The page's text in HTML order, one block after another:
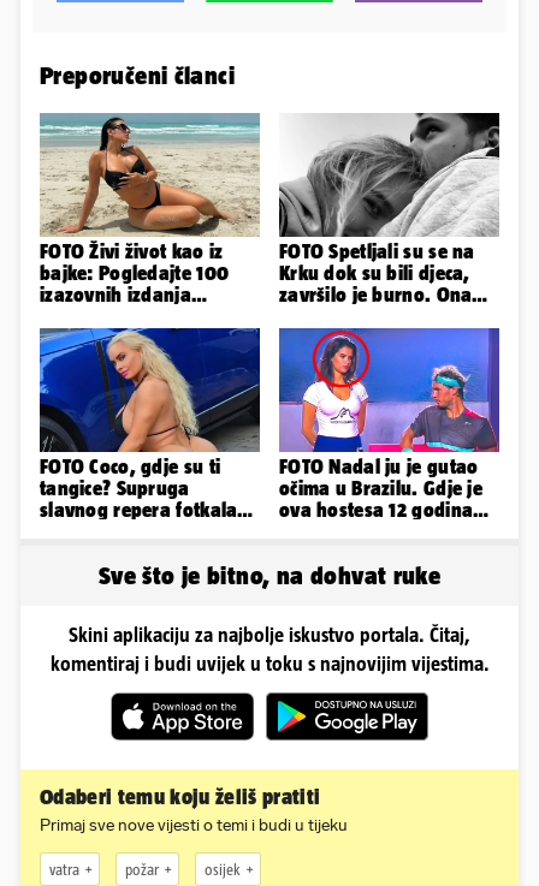
Preporučeni članci
FOTO Živi život kao iz
bajke: Pogledajte 100
izazovnih izdanja
FOTO Spetljali su se na
Krku dok su bili djeca,
završilo je burno. Ona
FOTO Coco, gdje su ti
tangice? Supruga
slavnog repera fotkala
FOTO Nadal ju je gutao
očima u Brazilu. Gdje je
ova hostesa 12 godina
Sve što je bitno, na dohvat ruke
Skini aplikaciju za najbolje iskustvo portala. Čitaj,
komentiraj i budi uvijek u toku s najnovijim vijestima.
Odaberi temu koju želiš pratiti
Primaj sve nove vijesti o temi i budi u tijeku
vatra požar osijek